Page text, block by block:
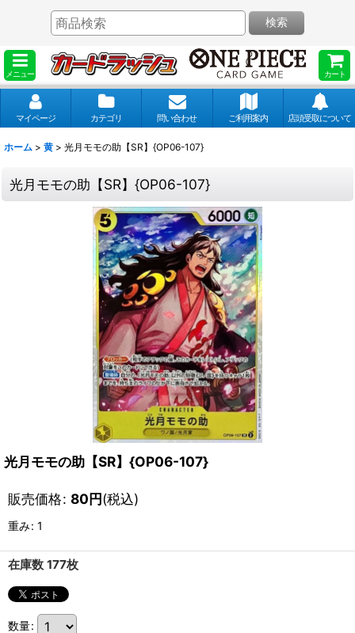
メニュー カート
検索
マイページ カテゴリ 問い合わせ ご利用案内 店頭受取について
ホーム > 黄 > 光月モモの助【SR】{OP06-107}
光月モモの助【SR】{OP06-107}
光月モモの助【SR】{OP06-107}
販売価格: 80円(税込)
重み: 1
在庫数 177枚
数量: